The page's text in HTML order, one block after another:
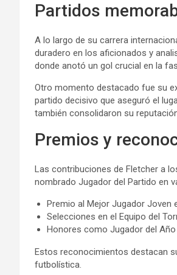
Partidos
A lo largo de su carrera
duradero en los aficionados y
donde anotó un gol crucial en la
Otro momento destacado fue su
partido decisivo que aseguró el
también consolidaron su
Premios y
Las contribuciones de Fletcher a
nombrado Jugador del Partido en
Premio al Mejor Jugador Joven
Selecciones en el Equipo del
Honores como Jugador del
Estos reconocimientos destacan
futbolística.